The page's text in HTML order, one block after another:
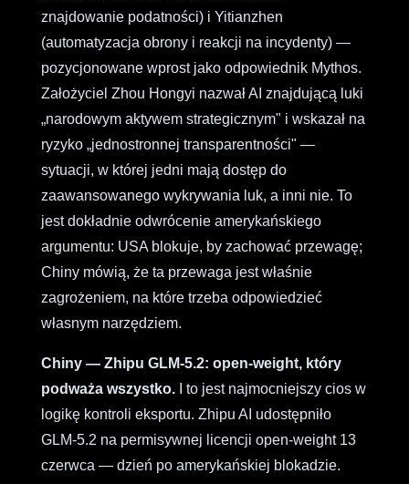
znajdowanie podatności) i Yitianzhen
(automatyzacja obrony i reakcji na incydenty) —
pozycjonowane wprost jako odpowiednik Mythos.
Założyciel Zhou Hongyi nazwał AI znajdującą luki
„narodowym aktywem strategicznym" i wskazał na
ryzyko „jednostronnej transparentności" —
sytuacji, w której jedni mają dostęp do
zaawansowanego wykrywania luk, a inni nie. To
jest dokładnie odwrócenie amerykańskiego
argumentu: USA blokuje, by zachować przewagę;
Chiny mówią, że ta przewaga jest właśnie
zagrożeniem, na które trzeba odpowiedzieć
własnym narzędziem.
Chiny — Zhipu GLM-5.2: open-weight, który
podważa wszystko.I to jest najmocniejszy cios w
logikę kontroli eksportu. Zhipu AI udostępniło
GLM-5.2 na permisywnej licencji open-weight 13
czerwca — dzień po amerykańskiej blokadzie.